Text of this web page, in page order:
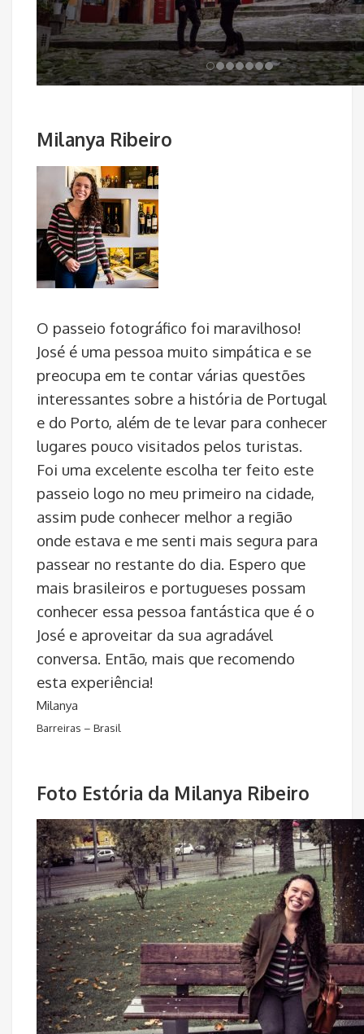
Milanya Ribeiro
O passeio fotográfico foi maravilhoso!
José é uma pessoa muito simpática e se
preocupa em te contar várias questões
interessantes sobre a história de Portugal
e do Porto, além de te levar para conhecer
lugares pouco visitados pelos turistas.
Foi uma excelente escolha ter feito este
passeio logo no meu primeiro na cidade,
assim pude conhecer melhor a região
onde estava e me senti mais segura para
passear no restante do dia. Espero que
mais brasileiros e portugueses possam
conhecer essa pessoa fantástica que é o
José e aproveitar da sua agradável
conversa. Então, mais que recomendo
esta experiência!
Milanya
Barreiras – Brasil
Foto Estória da Milanya Ribeiro